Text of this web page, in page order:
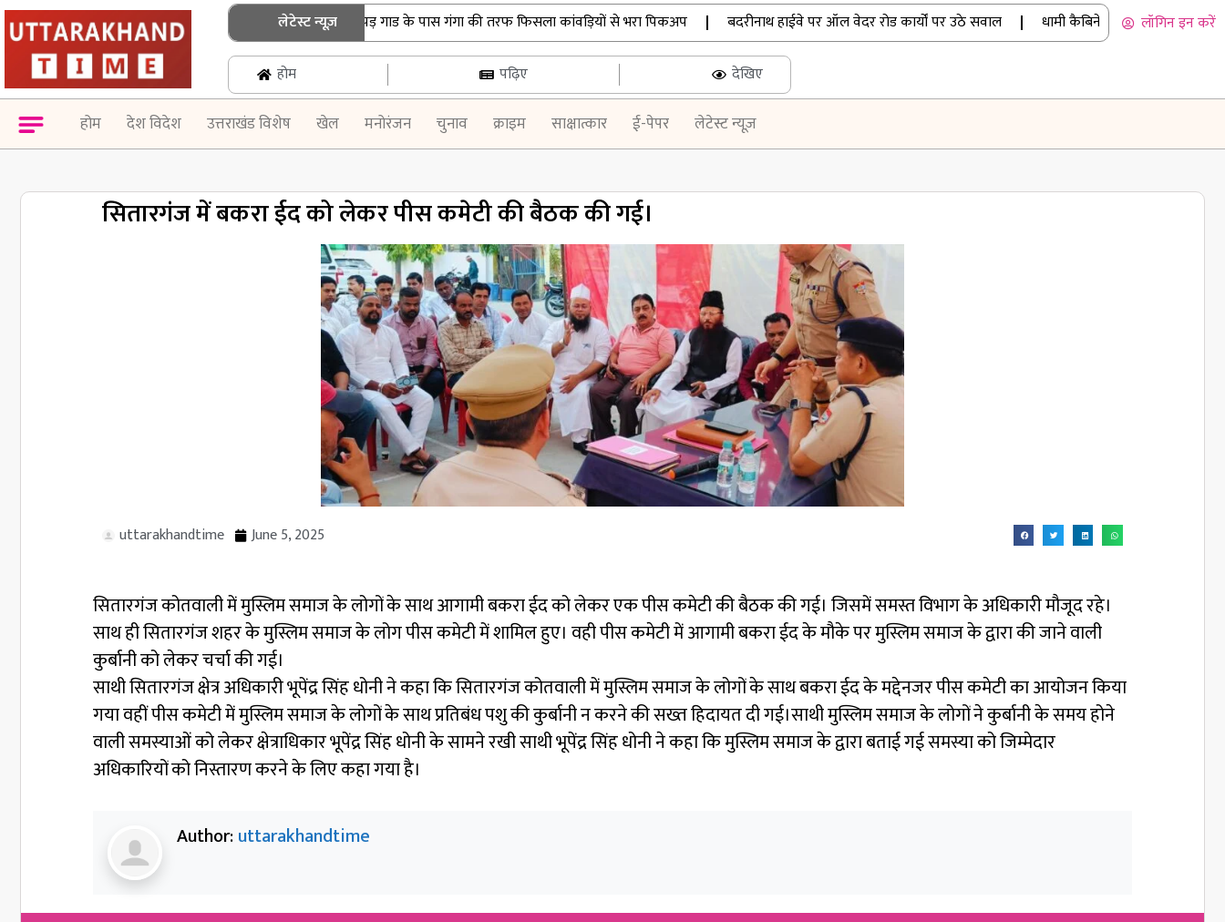
लेटेस्ट न्यूज़
गंगोत्री हाईवे पर टला बड़ा हादसा: पापड़ गाड के पास गंगा की तरफ फिसला कांवड़ियों से भरा पिकअप | बदरीनाथ हाईवे पर ऑल वेदर रोड कार्यों पर उठे सवाल | धामी कैबिनेट के बड़े फैसले: 15 प्रस्तावों
लॉगिन इन करें
होम पढ़िए देखिए
होम देश विदेश उत्तराखंड विशेष खेल मनोरंजन चुनाव क्राइम साक्षात्कार ई-पेपर लेटेस्ट न्यूज़
सितारगंज में बकरा ईद को लेकर पीस कमेटी की बैठक की गई।
uttarakhandtime June 5, 2025
सितारगंज कोतवाली में मुस्लिम समाज के लोगों के साथ आगामी बकरा ईद को लेकर एक पीस कमेटी की बैठक की गई। जिसमें समस्त विभाग के अधिकारी मौजूद रहे।
साथ ही सितारगंज शहर के मुस्लिम समाज के लोग पीस कमेटी में शामिल हुए। वही पीस कमेटी में आगामी बकरा ईद के मौके पर मुस्लिम समाज के द्वारा की जाने वाली
कुर्बानी को लेकर चर्चा की गई।
साथी सितारगंज क्षेत्र अधिकारी भूपेंद्र सिंह धोनी ने कहा कि सितारगंज कोतवाली में मुस्लिम समाज के लोगों के साथ बकरा ईद के मद्देनजर पीस कमेटी का आयोजन किया
गया वहीं पीस कमेटी में मुस्लिम समाज के लोगों के साथ प्रतिबंध पशु की कुर्बानी न करने की सख्त हिदायत दी गई।साथी मुस्लिम समाज के लोगों ने कुर्बानी के समय होने
वाली समस्याओं को लेकर क्षेत्राधिकार भूपेंद्र सिंह धोनी के सामने रखी साथी भूपेंद्र सिंह धोनी ने कहा कि मुस्लिम समाज के द्वारा बताई गई समस्या को जिम्मेदार
अधिकारियों को निस्तारण करने के लिए कहा गया है।
Author:uttarakhandtime